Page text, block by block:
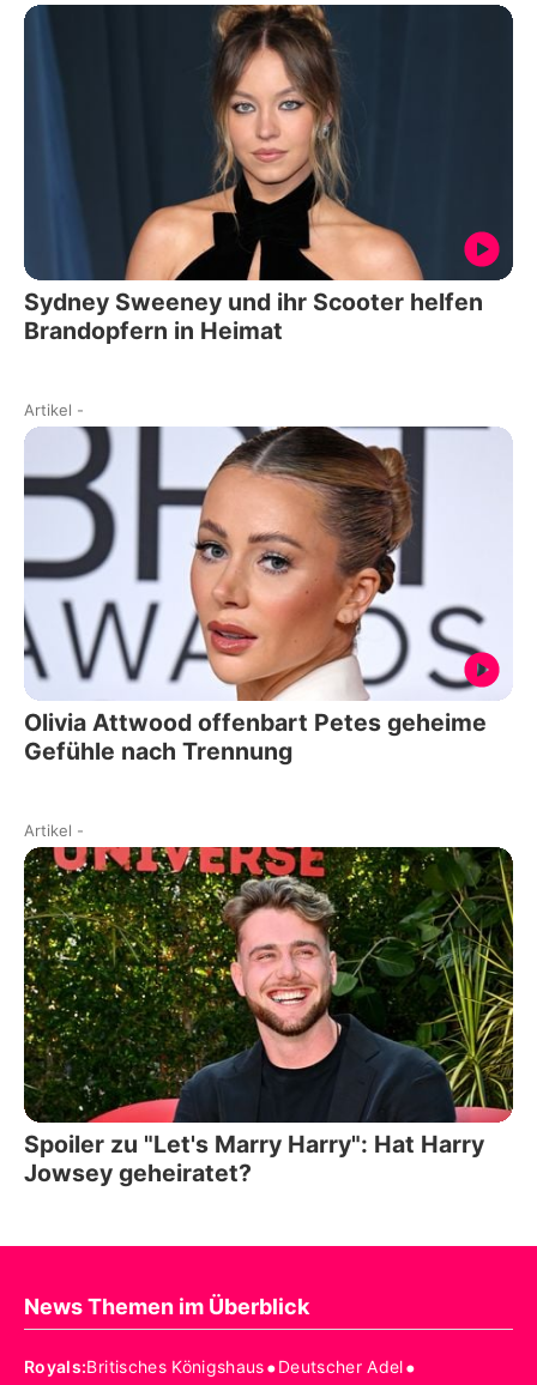
Sydney Sweeney und ihr Scooter helfen
Brandopfern in Heimat
Artikel -
Olivia Attwood offenbart Petes geheime
Gefühle nach Trennung
Artikel -
Spoiler zu "Let's Marry Harry": Hat Harry
Jowsey geheiratet?
News Themen im Überblick
Royals:Britisches Königshaus•Deutscher Adel•